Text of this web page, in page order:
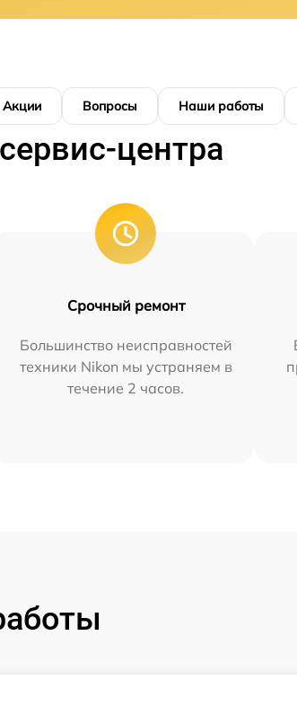
Акции Вопросы Наши работы
центра
Срочный ремонт
Большинство неисправностей
техники Nikon мы устраняем в
течение 2 часов.